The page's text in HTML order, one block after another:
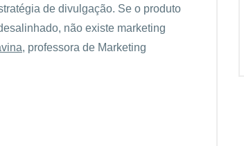
de divulgação. Se o produto
não existe marketing
, professora de Marketing